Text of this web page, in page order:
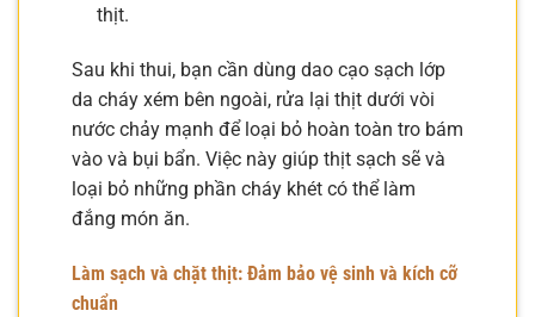
thịt.
Sau khi thui, bạn cần dùng dao cạo sạch lớp
da cháy xém bên ngoài, rửa lại thịt dưới vòi
nước chảy mạnh để loại bỏ hoàn toàn tro bám
vào và bụi bẩn. Việc này giúp thịt sạch sẽ và
loại bỏ những phần cháy khét có thể làm
đắng món ăn.
Làm sạch và chặt thịt: Đảm bảo vệ sinh và kích cỡ
chuẩn